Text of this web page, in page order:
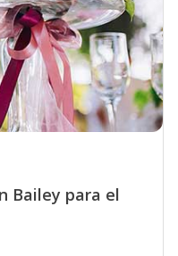
Bailey para el